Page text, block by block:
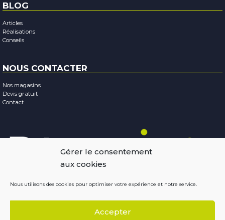
Gérer le consentement
aux cookies
Nous utilisons des cookies pour optimiser votre expérience et notre service.
Accepter
BLOG
Articles
Réalisations
Conseils
NOUS CONTACTER
Nos magasins
Devis gratuit
Contact